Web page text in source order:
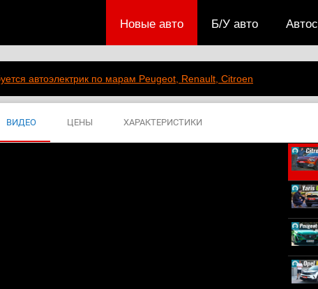
Б/У авто
Новые авто
автоэлектрик по марам Peugeot, Renault, Citroen
ВИДЕО ЦЕНЫ ХАРАКТЕРИСТИКИ